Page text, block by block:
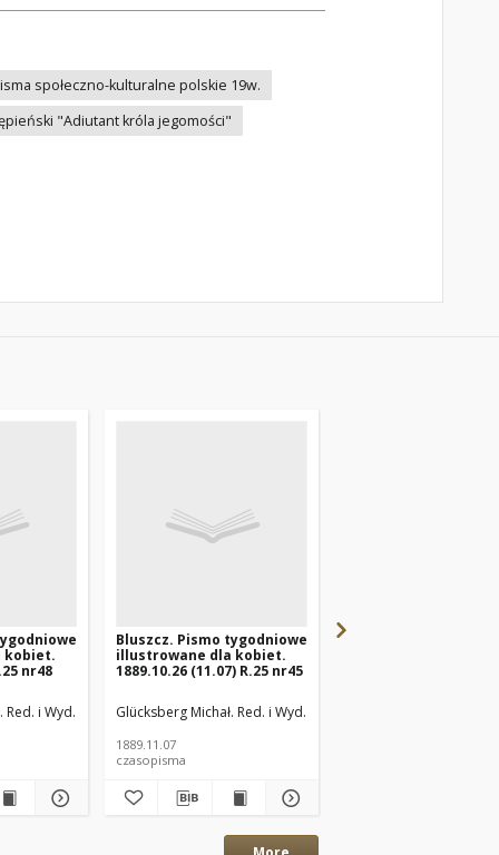
społeczno-kulturalne polskie 19w.
"Adiutant króla jegomości"
kobiet.
nr48
Red. i Wyd.
Bluszcz. Pismo tygodniowe
illustrowane dla kobiet.
1889.10.26 (11.07) R.25 nr45
Glücksberg Michał. Red. i Wyd.
1889.11.07
czasopisma